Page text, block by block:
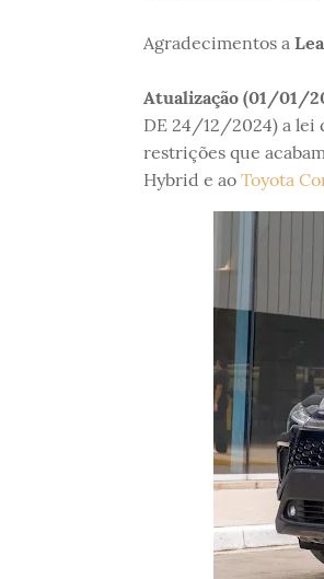
Agradecimentos a
Atualização (01/01/
DE 24/12/2024) a lei
restrições que
Hybrid e ao Toyota